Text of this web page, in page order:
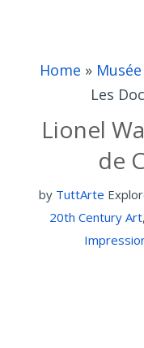
Home »
Les
Lionel
de
by TuttArte
20th Century Art,